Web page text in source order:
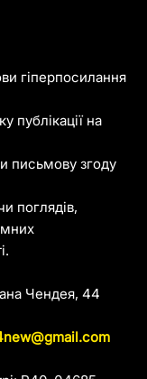
гіперпосилання
публікації на
письмову згоду
поглядів,
Чендея, 44